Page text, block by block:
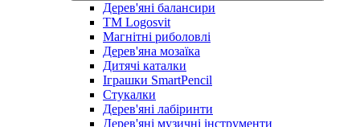
Дерев'яні балансири
TM Logosvit
Магнітні риболовлі
Дерев'яна мозаїка
Дитячі каталки
Іграшки SmartPencil
Стукалки
Дерев'яні лабіринти
Дерев'яні музичні інструменти